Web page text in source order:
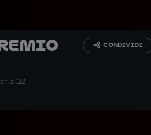
la Q2
CONDIVIDI